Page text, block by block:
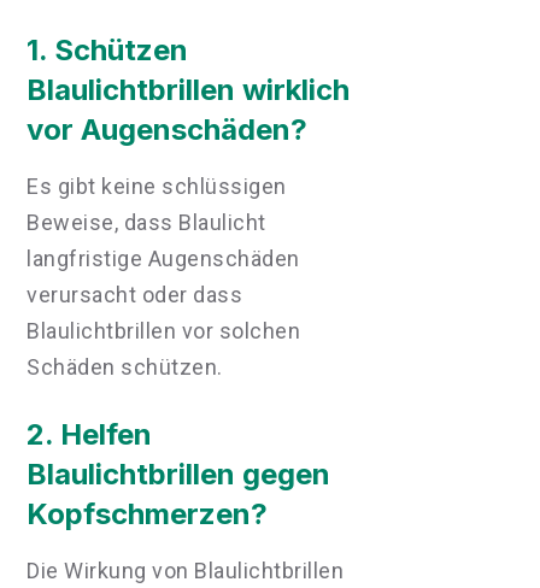
1. Schützen
Blaulichtbrillen wirklich
vor Augenschäden?
Es gibt keine schlüssigen
Beweise, dass Blaulicht
langfristige Augenschäden
verursacht oder dass
Blaulichtbrillen vor solchen
Schäden schützen.
2. Helfen
Blaulichtbrillen gegen
Kopfschmerzen?
Die Wirkung von Blaulichtbrillen